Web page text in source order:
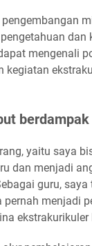
mengenali
kegiatan
yaitu saya
dan menjadi
guru,
menjadi